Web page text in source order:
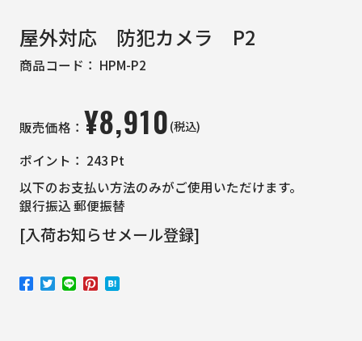
屋外対応 防犯カメラ P2
商品コード： HPM-P2
販売価格： ¥8,910(税込)
ポイント： 243 Pt
以下のお支払い方法のみがご使用いただけます。
銀行振込 郵便振替
[入荷お知らせメール登録]